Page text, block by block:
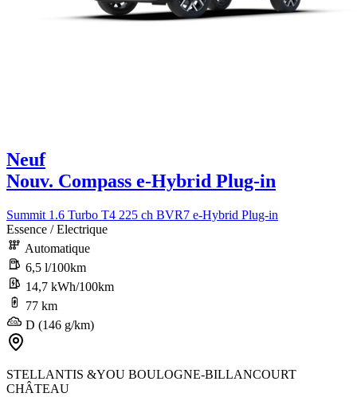
Neuf
Nouv. Compass e-Hybrid Plug-in
Summit 1.6 Turbo T4 225 ch BVR7 e-Hybrid Plug-in
Essence / Electrique
Automatique
6,5 l/100km
14,7 kWh/100km
77 km
D (146 g/km)
STELLANTIS &YOU BOULOGNE-BILLANCOURT
CHÂTEAU